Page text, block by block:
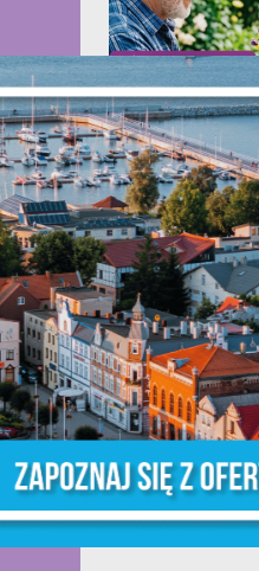
08 - 06 -
Coroczna
W
czerwca
przy ul.
Pucku
coroczna...